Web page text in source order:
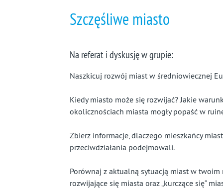
Szczęśliwe miasto
Na referat i dyskusję w grupie:
Naszkicuj rozwój miast w średniowiecznej
Kiedy miasto może się rozwijać? Jakie
okolicznościach miasta mogły popaść w
Zbierz informacje, dlaczego mieszkańcy
przeciwdziałania podejmowali.
Porównaj z aktualną sytuacją miast w
rozwijające się miasta oraz „kurczące się“